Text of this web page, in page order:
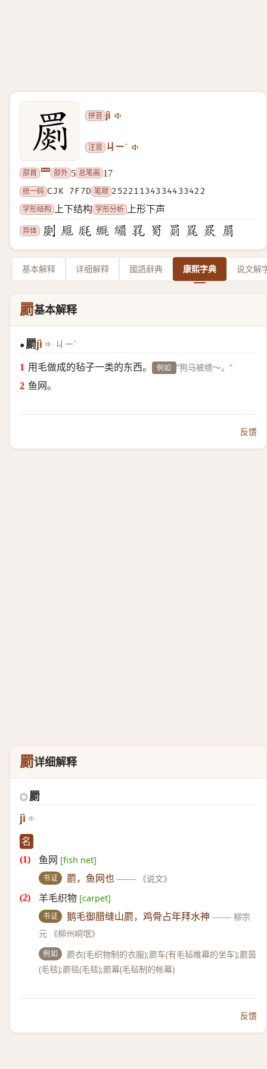
拼音 jì
注音 ㄐㄧˋ
部首 罒 部外 5 总笔画 17
统一码 CJK 7F7D 笔顺 25221134334433422
字形结构
上下结构 字形分析 上形下声
异体
基本解释 详细解释 國語辭典 康熙字典 说文解
罽基本解释
● 罽jì ㄐㄧˋ
用毛做成的毡子一类的东西。 例如 “狗马被缋～。”
鱼网。
反馈
罽详细解释
◎ 罽
jì
名
鱼网 [fish net]
书证 罽，鱼网也 —— 《说文》
羊毛织物 [carpet]
书证 鹅毛御腊缝山罽，鸡骨占年拜水神 —— 柳宗
元 《柳州峒氓》
例如
罽衣(毛织物制的衣服);罽车(有毛毡帷幕的坐车);罽茵
(毛毯);罽毯(毛毯);罽幕(毛毡制的帐幕)
反馈